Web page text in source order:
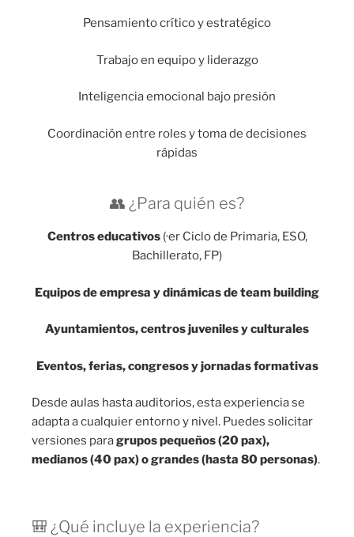
Pensamiento crítico y estratégico
Trabajo en equipo y liderazgo
Inteligencia emocional bajo presión
Coordinación entre roles y toma de decisiones
rápidas
👥 ¿Para quién es?
Centros educativos(·er Ciclo de Primaria, ESO,
Bachillerato, FP)
Equipos de empresa y dinámicas de team building
Ayuntamientos, centros juveniles y culturales
Eventos, ferias, congresos y jornadas formativas
Desde aulas hasta auditorios, esta experiencia se
adapta a cualquier entorno y nivel. Puedes solicitar
versiones paragrupos pequeños (20 pax),
medianos (40 pax) o grandes (hasta 80 personas).
🎒 ¿Qué incluye la experiencia?